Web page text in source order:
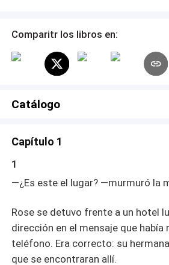
éxito, Romilda pagará las facturas
multimillonario, nunca se interesó
Su matrimonio arreglado era
estricta regla: Romilda debía ser
“esposa”. La calidez, la amabilidad y
sacar a Rose del camino. Pero Rose
verdad a Matteo y arriesgarlo todo,
¿O debería marcharse, sabiendo
estuvo destinado a ser suyo?
Comparitr los libros en:
Catálogo
Capítulo 1
1
—¿Es este el lugar? —murmuró la
Rose se detuvo frente a un hotel
dirección en el mensaje que había
teléfono. Era correcto: su
que se encontraran allí.